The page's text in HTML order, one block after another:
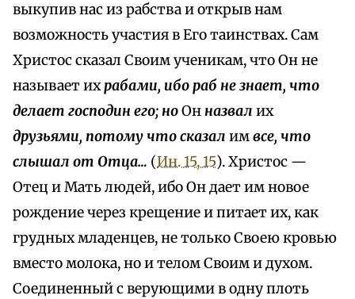
выкупив нас из рабства и открыв нам
возможность участия в Его таинствах. Сам
Христос сказал Своим ученикам, что Он не
называет ихрабами, ибо раб не знает, что
делает господин его; ноОнназвал их
друзьями, потому что сказал имвсе, что
слышал от Отца… (Ин. 15, 15). Христос —
Отец и Мать людей, ибо Он дает им новое
рождение через крещение и питает их, как
грудных младенцев, не только Своею кровью
вместо молока, но и телом Своим и духом.
Соединенный с верующими в одну плоть